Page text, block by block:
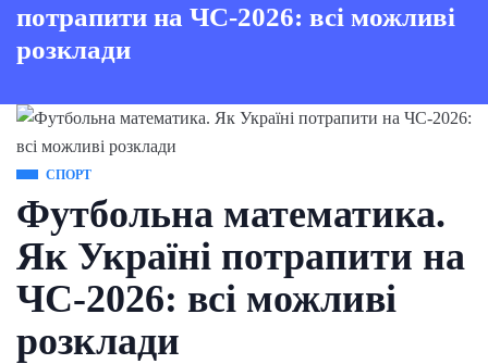
потрапити на ЧС-2026: всі можливі
розклади
СПОРТ
Футбольна математика.
Як Україні потрапити на
ЧС-2026: всі можливі
розклади